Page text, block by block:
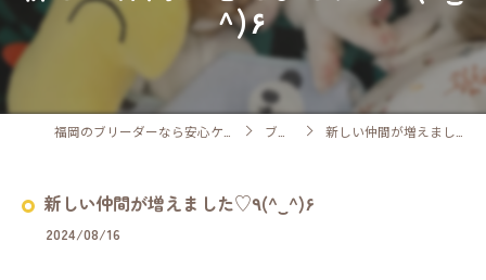
^)۶
ブログ
新しい仲間が増えました♡٩(^‿^)۶
2024/08/16